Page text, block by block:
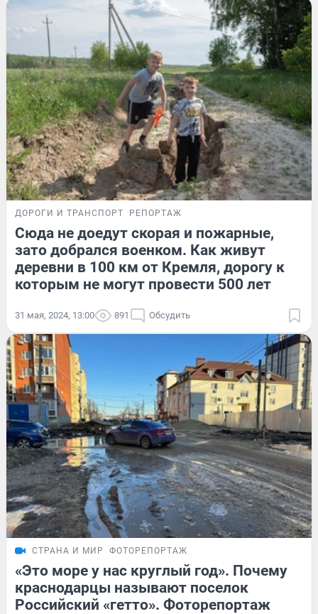
ДОРОГИ И ТРАНСПОРТ РЕПОРТАЖ
Сюда не доедут скорая и пожарные,
зато добрался военком. Как живут
деревни в 100 км от Кремля, дорогу к
которым не могут провести 500 лет
31 мая, 2024, 13:00 891 Обсудить
СТРАНА И МИР ФОТОРЕПОРТАЖ
«Это море у нас круглый год». Почему
краснодарцы называют поселок
Российский «гетто». Фоторепортаж